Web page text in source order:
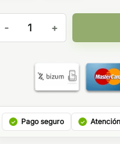
IVG Salts Green Energy 10ml
Pago seguro